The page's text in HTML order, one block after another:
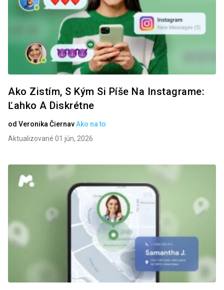
Ako Zistím, S Kým Si Píše Na Instagrame:
Ľahko A Diskrétne
od Veronika ČiernavAko na to
Aktualizované 01 jún, 2026